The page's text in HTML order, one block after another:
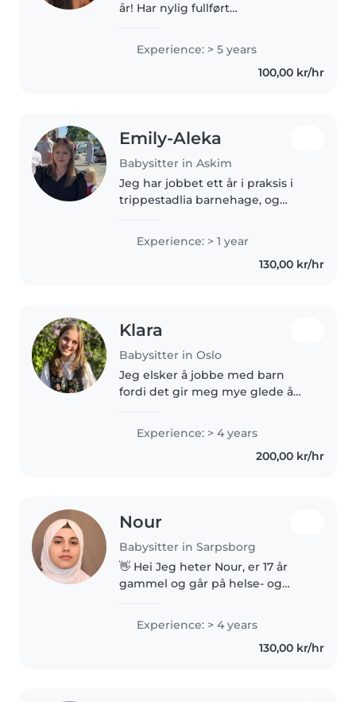
år! Har nylig fullført
multi kultur, omsorgsfull, og har
mye erfaring med barnepass
gjennom familie og familie
Experience: > 5 years
100,00 kr/hr
Emily-Aleka
Babysitter in Askim
Jeg har jobbet ett år i praksis i
trippestadlia barnehage, og
vennene til foreldrene mine sine
barn av og til. Har bra karakterer
Experience: > 1 year
130,00 kr/hr
Klara
Babysitter in Oslo
Jeg elsker å jobbe med barn
fordi det gir meg mye glede å
trygge, glade og ivaretatt. Jeg
liker å være en positiv og
omsorgsfull person i barnas
Experience: > 4 years
200,00 kr/hr
Nour
Babysitter in Sarpsborg
👋 Hei Jeg heter Nour, er 17 år
gammel og går på helse- og
Jeg er en omsorgsfull, positiv og
ansvarsbevisst person som trives
godt sammen med barn ✨ Jeg..
Experience: > 4 years
130,00 kr/hr